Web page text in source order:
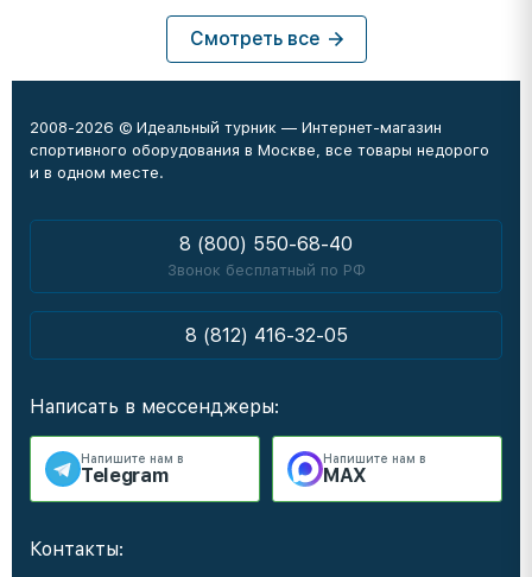
Смотреть все
2008-2026 © Идеальный турник — Интернет-магазин
спортивного оборудования в Москве, все товары недорого
и в одном месте.
8 (800) 550-68-40
Звонок бесплатный по РФ
8 (812) 416-32-05
Написать в мессенджеры:
Напишите нам в
Telegram
Напишите нам в
MAX
Контакты: